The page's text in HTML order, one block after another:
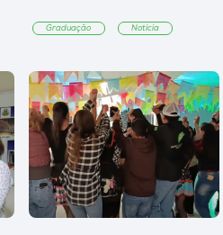
Graduação Notícia